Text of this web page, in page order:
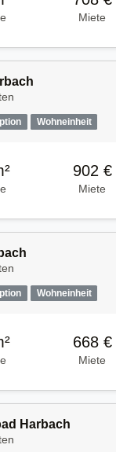
Miete
Wohneinheit
902 €
Miete
Wohneinheit
668 €
Miete
Harbach